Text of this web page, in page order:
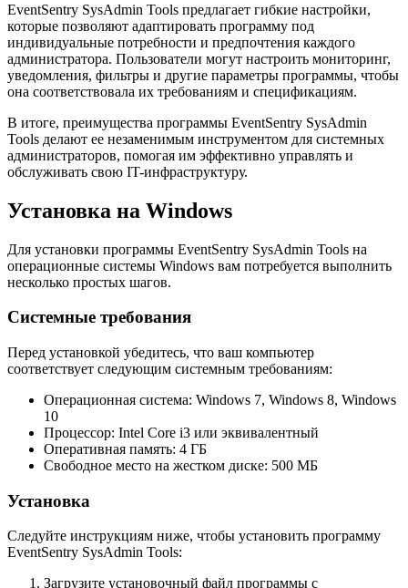
EventSentry SysAdmin Tools предлагает гибкие настройки,
которые позволяют адаптировать программу под
индивидуальные потребности и предпочтения каждого
администратора. Пользователи могут настроить мониторинг,
уведомления, фильтры и другие параметры программы, чтобы
она соответствовала их требованиям и спецификациям.
В итоге, преимущества программы EventSentry SysAdmin
Tools делают ее незаменимым инструментом для системных
администраторов, помогая им эффективно управлять и
обслуживать свою IT-инфраструктуру.
Установка на Windows
Для установки программы EventSentry SysAdmin Tools на
операционные системы Windows вам потребуется выполнить
несколько простых шагов.
Системные требования
Перед установкой убедитесь, что ваш компьютер
соответствует следующим системным требованиям:
Операционная система: Windows 7, Windows 8, Windows
10
Процессор: Intel Core i3 или эквивалентный
Оперативная память: 4 ГБ
Свободное место на жестком диске: 500 МБ
Установка
Следуйте инструкциям ниже, чтобы установить программу
EventSentry SysAdmin Tools:
Загрузите установочный файл программы с